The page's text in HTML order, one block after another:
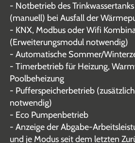
- Notbetrieb des
(manuell) bei Ausfall der
- KNX, Modbus oder Wifi
(Erweiterungsmodul notwendig)
- Automatische Sommer/
- Timerbetrieb für Heizung,
Poolbeheizung
- Pufferspeicherbetrieb
notwendig)
- Eco Pumpenbetrieb
- Anzeige der Abgabe-
und je Modus seit dem letzten